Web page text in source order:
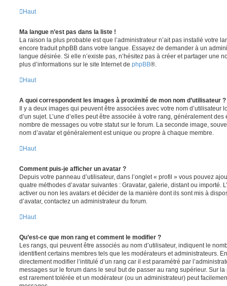
Haut
Ma langue n’est pas dans la liste !
La raison la plus probable est que l’administrateur n’ait pas installé votre
encore traduit phpBB dans votre langue. Essayez de demander à un
langue désirée. Si elle n’existe pas, n’hésitez pas à créer et partager une
plus d’informations sur le site Internet de phpBB®.
Haut
A quoi correspondent les images à proximité de mon nom d’utilisateur ?
Il y a deux images qui peuvent être associées avec votre nom d’utilisateur
d’un sujet. L’une d’elles peut être associée à votre rang, généralement
nombre de messages ou votre statut sur le forum. La seconde image,
nom d’avatar et généralement est unique ou propre à chaque membre.
Haut
Comment puis-je afficher un avatar ?
Depuis votre panneau d’utilisateur, dans l’onglet « profil » vous pouvez
quatre méthodes d’avatar suivantes : Gravatar, galerie, distant ou importé.
activer ou non les avatars et décider de la manière dont ils sont mis à
d’avatar, contactez un administrateur du forum.
Haut
Qu’est-ce que mon rang et comment le modifier ?
Les rangs, qui peuvent être associés au nom d’utilisateur, indiquent le
identifient certains membres tels que les modérateurs et administrateurs.
directement modifier l’intitulé d’un rang car il est paramétré par
messages sur le forum dans le seul but de passer au rang supérieur. Sur
est rarement tolérée et un modérateur (ou un administrateur) peut